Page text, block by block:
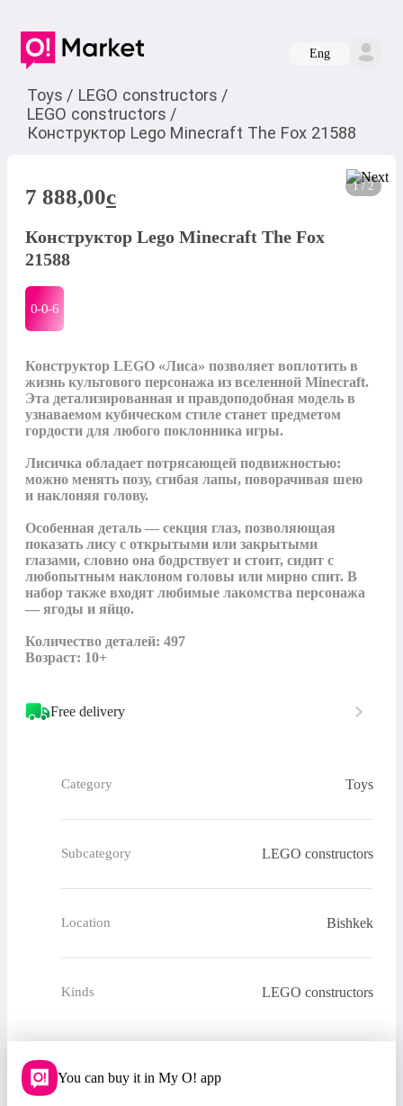
Eng
Toys / LEGO constructors /
LEGO constructors /
Конструктор Lego Minecraft The Fox 21588
1 / 2
7 888,00c
Конструктор Lego Minecraft The Fox
21588
0-0-6
Конструктор LEGO «Лиса» позволяет воплотить в
жизнь культового персонажа из вселенной Minecraft.
Эта детализированная и правдоподобная модель в
узнаваемом кубическом стиле станет предметом
гордости для любого поклонника игры.
Лисичка обладает потрясающей подвижностью:
можно менять позу, сгибая лапы, поворачивая шею
и наклоняя голову.
Особенная деталь — секция глаз, позволяющая
показать лису с открытыми или закрытыми
глазами, словно она бодрствует и стоит, сидит с
любопытным наклоном головы или мирно спит. В
набор также входят любимые лакомства персонажа
— ягоды и яйцо.
Количество деталей: 497
Возраст: 10+
Free delivery
Category Toys
Subcategory LEGO constructors
Location Bishkek
Kinds LEGO constructors
You can buy it in My O! app